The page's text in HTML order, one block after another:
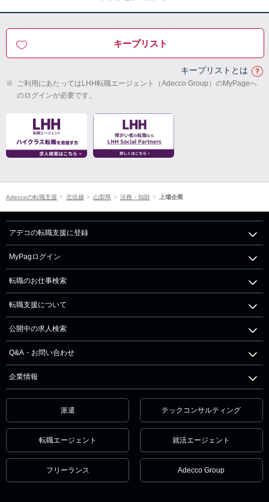
キープリスト
キープリストとは
※ ご利用にあたってはLHH転職エージェント（Adecco Group）のMyPageへ
のログインが必要です。
Adeccoの転職支援 北信越 山梨県 法務・知財 上場企業
アデコの転職支援に登録
MyPagログイン
転職のお仕事検索
転職支援について
公開中の求人検索
Q&A・お問い合わせ
企業情報
派遣 テックコンサルティング
転職エージェント 就活エージェント
フリーランス Adecco Group